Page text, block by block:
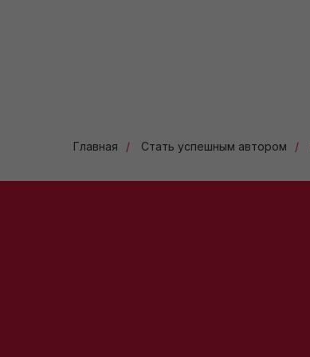
Главная / Стать успешным автором /